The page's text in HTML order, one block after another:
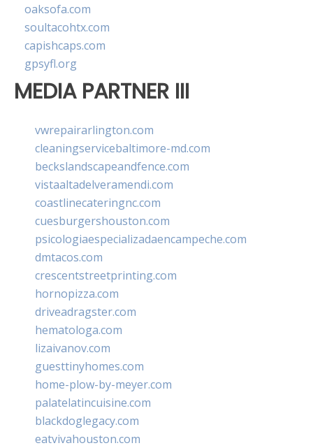
oaksofa.com
soultacohtx.com
capishcaps.com
gpsyfl.org
MEDIA PARTNER III
vwrepairarlington.com
cleaningservicebaltimore-md.com
beckslandscapeandfence.com
vistaaltadelveramendi.com
coastlinecateringnc.com
cuesburgershouston.com
psicologiaespecializadaencampeche.com
dmtacos.com
crescentstreetprinting.com
hornopizza.com
driveadragster.com
hematologa.com
lizaivanov.com
guesttinyhomes.com
home-plow-by-meyer.com
palatelatincuisine.com
blackdoglegacy.com
eatvivahouston.com